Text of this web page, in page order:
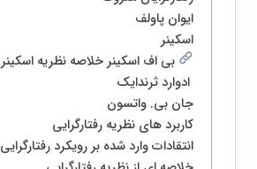
ایوان پاولف
اسکینر
بی اف اسکینر خلاصه نظریه اسکینر
ادوارد ثرندایک
جان بی. واتسون
کاربرد های نظریه رفتارگرایی
انتقادات وارد شده بر رویکرد رفتارگرایی